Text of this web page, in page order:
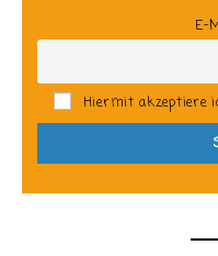
E-
Hiermit akzeptiere